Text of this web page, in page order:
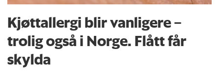
Kjøttallergi blir vanligere –
trolig også i Norge. Flått får
skylda